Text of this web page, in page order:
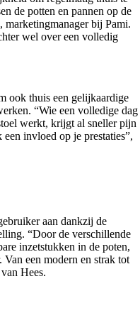
de potten en pannen op de
marketingmanager bij Pami.
wel over een volledig
ook thuis een gelijkaardige
“Wie een volledige dag
werkt, krijgt al sneller pijn
invloed op je prestaties”,
aan dankzij de
“Door de verschillende
inzetstukken in de poten,
een modern en strak tot
Hees.